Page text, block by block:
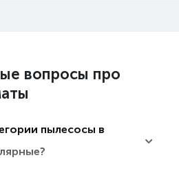
вопросы про
пылесосы в